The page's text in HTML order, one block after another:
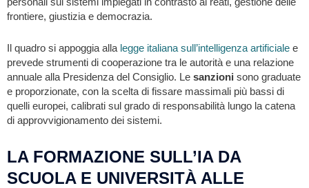
frontiere, giustizia e democrazia.
Il quadro si appoggia alla legge italiana sull’intelligenza artificiale e
prevede strumenti di cooperazione tra le autorità e una relazione
annuale alla Presidenza del Consiglio. Le sanzioni sono graduate
e proporzionate, con la scelta di fissare massimali più bassi di
quelli europei, calibrati sul grado di responsabilità lungo la catena
di approvvigionamento dei sistemi.
LA FORMAZIONE SULL’IA DA
SCUOLA E UNIVERSITÀ ALLE